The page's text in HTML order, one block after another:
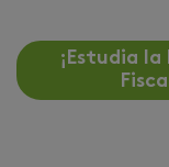
¡Estudia la